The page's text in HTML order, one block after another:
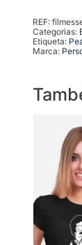
REF:
Categorias:
Etiqueta:
Marca: